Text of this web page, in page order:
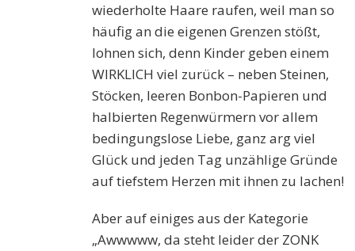
wiederholte Haare raufen, weil man so
häufig an die eigenen Grenzen stößt,
lohnen sich, denn Kinder geben einem
WIRKLICH viel zurück – neben Steinen,
Stöcken, leeren Bonbon-Papieren und
halbierten Regenwürmern vor allem
bedingungslose Liebe, ganz arg viel
Glück und jeden Tag unzählige Gründe
auf tiefstem Herzen mit ihnen zu lachen!
Aber auf einiges aus der Kategorie
„Awwwww, da steht leider der ZONK